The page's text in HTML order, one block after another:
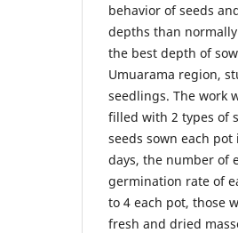
behavior of seeds
depths than
the best depth of
Umuarama region,
seedlings. The work
filled with 2 types of
seeds sown each
days, the number of
germination rate of
to 4 each pot, those
fresh and dried